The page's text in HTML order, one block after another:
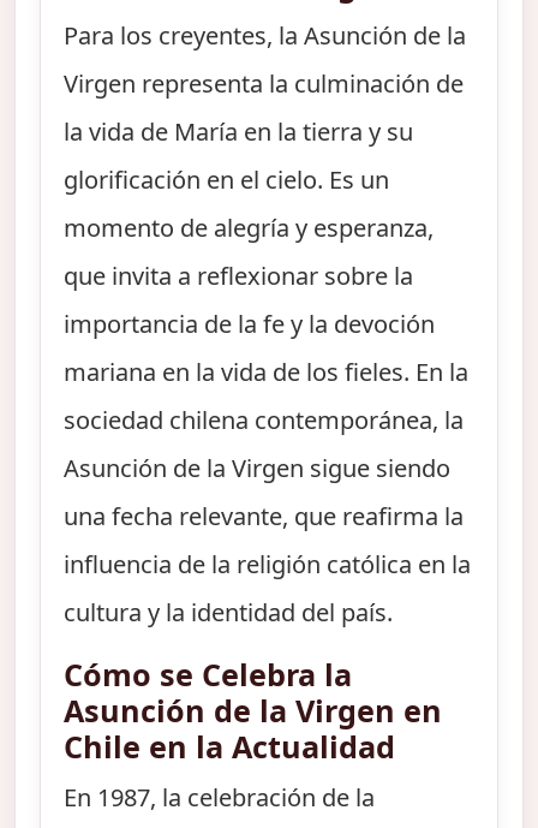
Para los creyentes, la Asunción de la
Virgen representa la culminación de
la vida de María en la tierra y su
glorificación en el cielo. Es un
momento de alegría y esperanza,
que invita a reflexionar sobre la
importancia de la fe y la devoción
mariana en la vida de los fieles. En la
sociedad chilena contemporánea, la
Asunción de la Virgen sigue siendo
una fecha relevante, que reafirma la
influencia de la religión católica en la
cultura y la identidad del país.
Cómo se Celebra la
Asunción de la Virgen en
Chile en la Actualidad
En 1987, la celebración de la